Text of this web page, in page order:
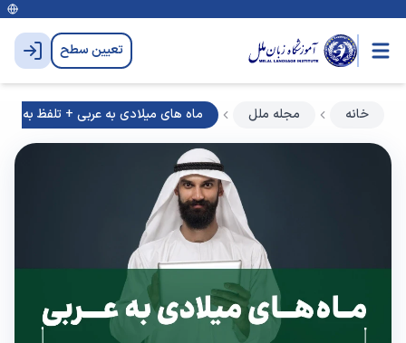
تعیین سطح
خانه مجله ملل ماه های میلادی به عربی + تلفظ به